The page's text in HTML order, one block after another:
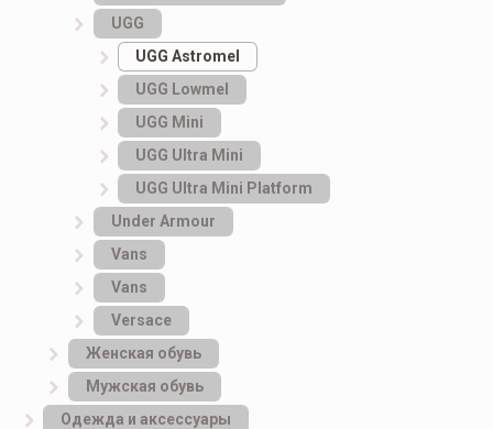
UGG
UGG Astromel
UGG Lowmel
UGG Mini
UGG Ultra Mini
UGG Ultra Mini Platform
Under Armour
Vans
Vans
Versace
Женская обувь
Мужская обувь
Одежда и аксессуары